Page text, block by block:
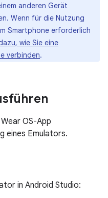
anderen Gerät
Wenn für die Nutzung
Smartphone erforderlich
wie Sie eine
verbinden.
OS-App
eines Emulators.
in Android Studio: